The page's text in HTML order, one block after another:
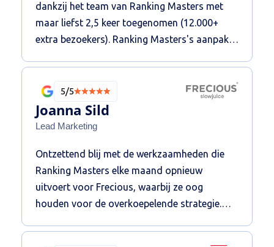
bezoekers van Doehetbudget.nl.
dankzij het team van Ranking Masters met
maar liefst 2,5 keer toegenomen (12.000+
extra bezoekers). Ranking Masters's aanpak
resultaat. De samenwerking is zeer prettig. Wij
bevelen ze aan.
5/5
Joanna Sild
Lead Marketing
Ontzettend blij met de werkzaamheden die
Ranking Masters elke maand opnieuw
uitvoert voor Frecious, waarbij ze oog
houden voor de overkoepelende strategie.